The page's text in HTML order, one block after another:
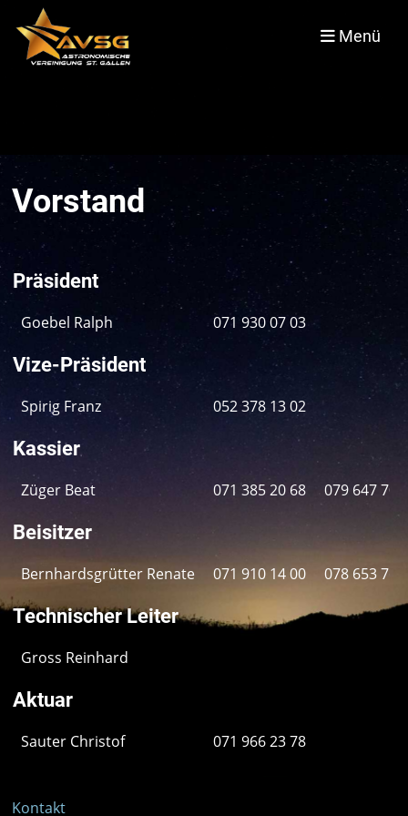
Menü
Vorstand
Präsident
Goebel Ralph 071 930 07 03
Vize-Präsident
Spirig Franz 052 378 13 02
Kassier
Züger Beat 071 385 20 68 079 647 70
Beisitzer
Bernhardsgrütter Renate 071 910 14 00 078 653 76
Technischer Leiter
Gross Reinhard
Aktuar
Sauter Christof 071 966 23 78
Kontakt